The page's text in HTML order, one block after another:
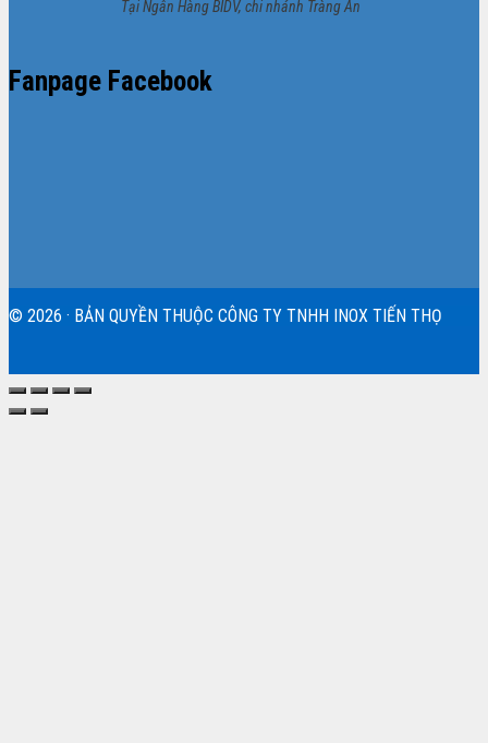
Tại Ngân Hàng BIDV, chi nhánh Tràng An
Fanpage Facebook
© 2026 · BẢN QUYỀN THUỘC CÔNG TY TNHH INOX TIẾN THỌ